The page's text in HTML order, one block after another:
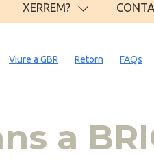
XERREM?
Viure a GBR Retorn FAQs
a